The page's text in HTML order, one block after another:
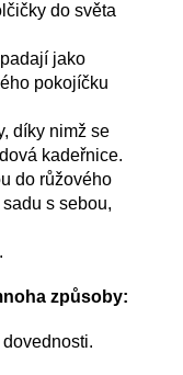
do světa
jako
pokojíčku
díky nimž se
kadeřnice.
do růžového
s sebou,
způsoby: